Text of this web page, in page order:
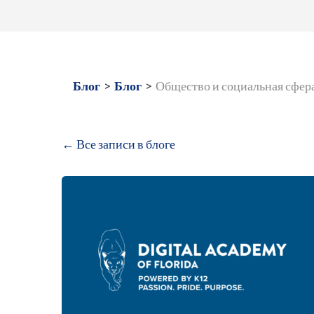
Блог > Блог > Общество и социальная
← Все записи в блоге